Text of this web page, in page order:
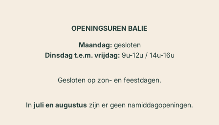
OPENINGSUREN BALIE
Maandag:gesloten
Dinsdag t.e.m. vrijdag:9u-12u / 14u-16u
Gesloten op zon- en feestdagen.
In juli en augustus zijn er geen namiddagopeningen.